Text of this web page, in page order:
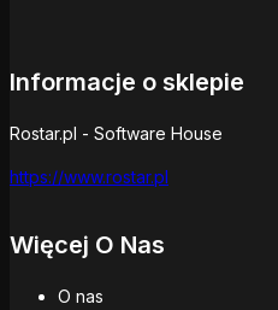
Informacje o sklepie
Rostar.pl - Software House
https://www.rostar.pl
Więcej O Nas
O nas